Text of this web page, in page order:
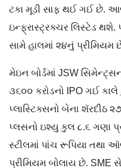
ટકા મૂડી સાફ થઈ ગઈ છે.
ઇન્ફ્રાસ્ટ્રક્ચર લિસ્ટેડ થશે.
સામે હાલમાં ૨૪નું પ્રીમિયમ
મેઇન બોર્ડમાં JSW
૩૬૦૦ કરોડનો IPO ગઈ
પ્લાસ્ટિક્સનો બેના શૅરદીઠ
પ્લસનો ઇશ્યુ કુલ ૮.૬ ગણા
સ્ટીલમાં પાંચ રૂપિયા તથા
પ્રીમિયમ બોલાય છે. SME